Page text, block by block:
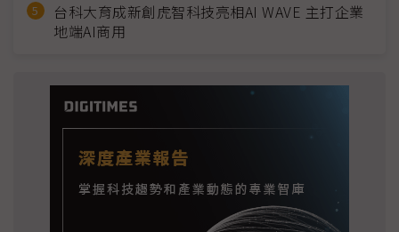
台科大育成新創虎智科技亮相AI WAVE 主打企業
地端AI商用